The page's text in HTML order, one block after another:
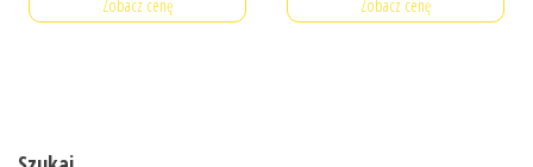
Zobacz cenę Zobacz cenę